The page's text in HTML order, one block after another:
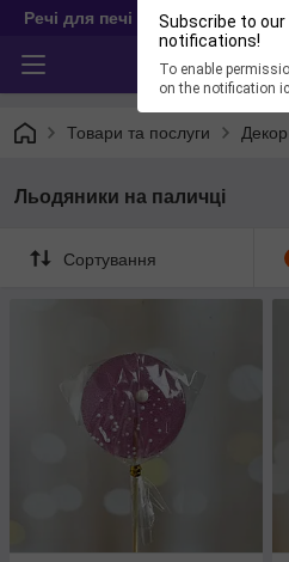
Subscribe to our
notifications!
To enable
on the notification
Речі для печі
Товари та послуги Декор
Льодяники на паличці
Сортування